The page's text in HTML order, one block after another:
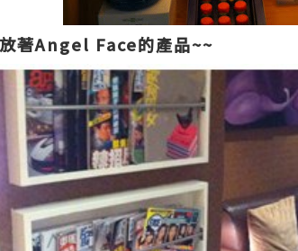
著Angel Face的產品~~